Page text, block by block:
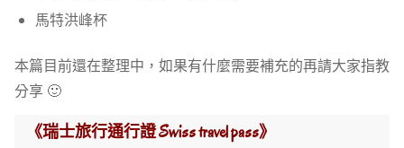
馬特洪峰杯
本篇目前還在整理中，如果有什麼需要補充的再請大家指教
分享 🙂
《瑞士旅行通行證 Swiss travel pass》